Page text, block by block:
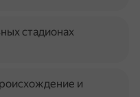
стадионах
и